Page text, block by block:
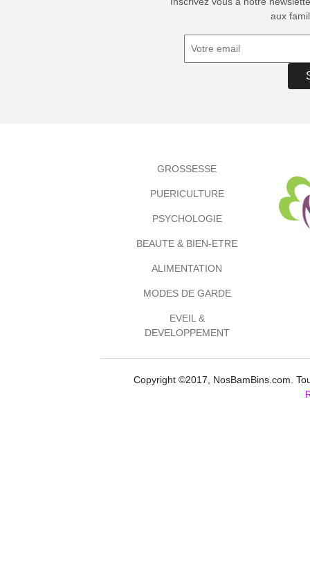
aux
GROSSESSE
PUERICULTURE
PSYCHOLOGIE
BEAUTE & BIEN-ETRE
ALIMENTATION
MODES DE GARDE
EVEIL &
DEVELOPPEMENT
Copyright ©2017, NosBamBins.com.